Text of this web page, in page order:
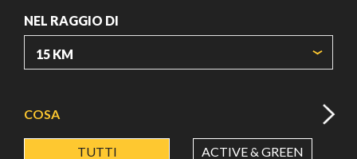
NEL RAGGIO DI
LATITUDINE
COSA
TUTTI ACTIVE & GREEN